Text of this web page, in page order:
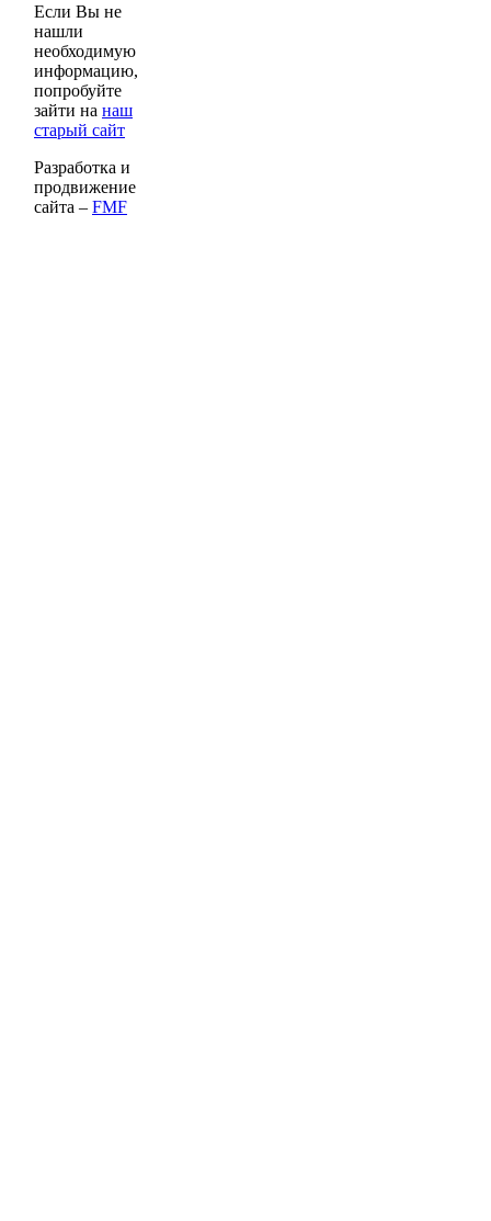
Если Вы не
нашли
необходимую
информацию,
попробуйте
зайти на наш
старый сайт
Разработка и
продвижение
сайта – FMF